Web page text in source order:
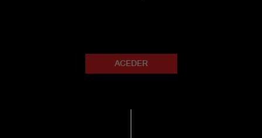
ACEDER